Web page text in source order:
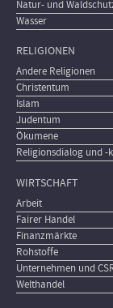
Natur- und
Wasser
RELIGIONEN
Andere Religionen
Christentum
Islam
Judentum
Ökumene
Religionsdialog und -
WIRTSCHAFT
Arbeit
Fairer Handel
Finanzmärkte
Rohstoffe
Unternehmen und
Welthandel